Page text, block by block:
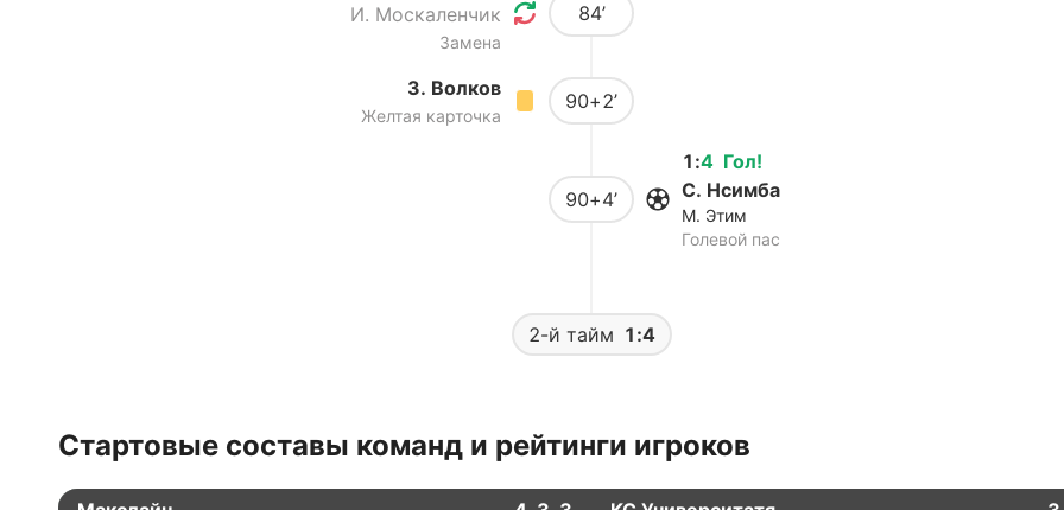
И. Москаленчик
Замена
84’
З. Волков
Желтая карточка
90+2’
90+4’
Гол!
1 :4
С. Нсимба
М. Этим
Голевой пас
2-й тайм 1:4
Стартовые составы команд и рейтинги игроков